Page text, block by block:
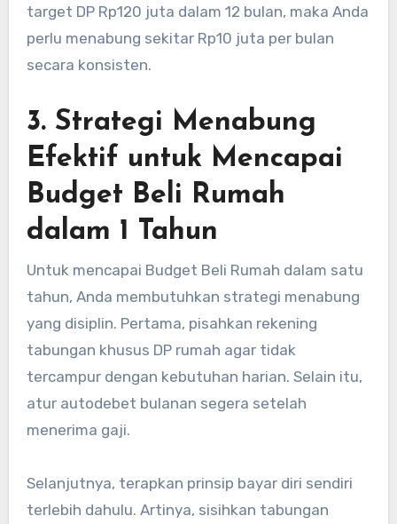
target DP Rp120 juta dalam 12 bulan, maka Anda
perlu menabung sekitar Rp10 juta per bulan
secara konsisten.
3. Strategi Menabung
Efektif untuk Mencapai
Budget Beli Rumah
dalam 1 Tahun
Untuk mencapai Budget Beli Rumah dalam satu
tahun, Anda membutuhkan strategi menabung
yang disiplin. Pertama, pisahkan rekening
tabungan khusus DP rumah agar tidak
tercampur dengan kebutuhan harian. Selain itu,
atur autodebet bulanan segera setelah
menerima gaji.
Selanjutnya, terapkan prinsip bayar diri sendiri
terlebih dahulu. Artinya, sisihkan tabungan